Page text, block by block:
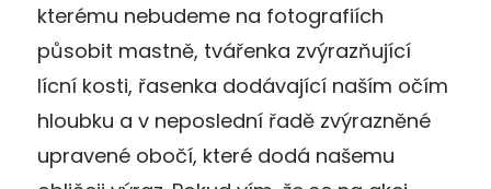
kterému nebudeme na fotografiích
působit mastně, tvářenka zvýrazňující
lícní kosti, řasenka dodávající naším očím
hloubku a v neposlední řadě zvýrazněné
upravené obočí, které dodá našemu